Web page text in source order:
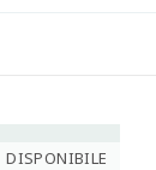
DISPONIBILE